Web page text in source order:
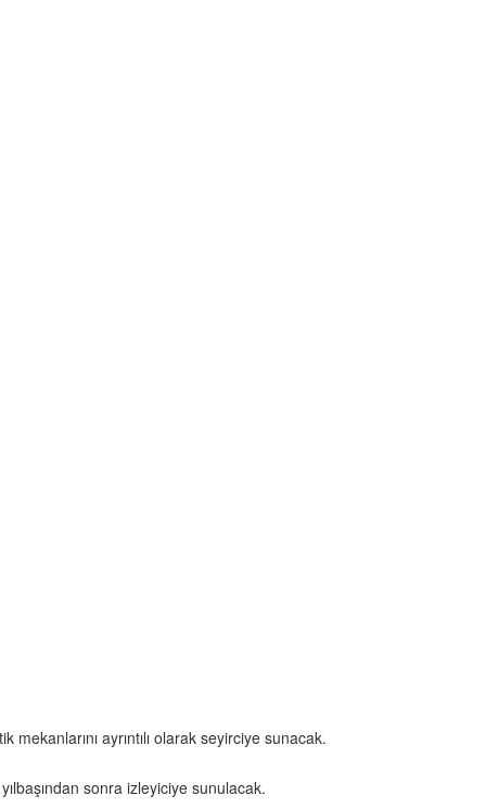
ayrıntılı olarak seyirciye sunacak.
sonra izleyiciye sunulacak.